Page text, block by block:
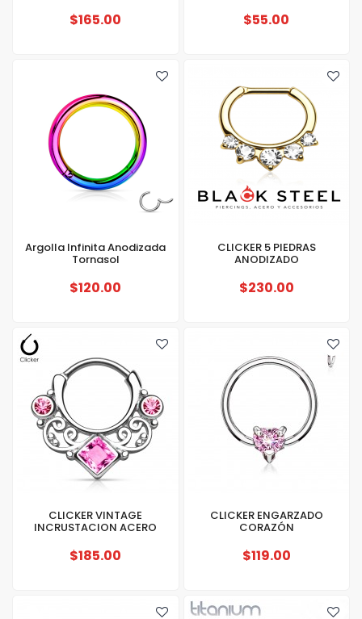
$165.00 $55.00
Argolla Infinita Anodizada
Tornasol
$120.00
CLICKER 5 PIEDRAS
ANODIZADO
$230.00
CLICKER VINTAGE
INCRUSTACION ACERO
$185.00
CLICKER ENGARZADO
CORAZÓN
$119.00